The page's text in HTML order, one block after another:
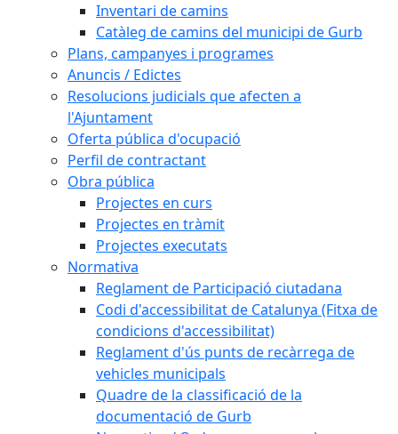
Inventari de camins
Catàleg de camins del municipi de Gurb
Plans, campanyes i programes
Anuncis / Edictes
Resolucions judicials que afecten a
l'Ajuntament
Oferta pública d'ocupació
Perfil de contractant
Obra pública
Projectes en curs
Projectes en tràmit
Projectes executats
Normativa
Reglament de Participació ciutadana
Codi d'accessibilitat de Catalunya (Fitxa de
condicions d'accessibilitat)
Reglament d'ús punts de recàrrega de
vehicles municipals
Quadre de la classificació de la
documentació de Gurb